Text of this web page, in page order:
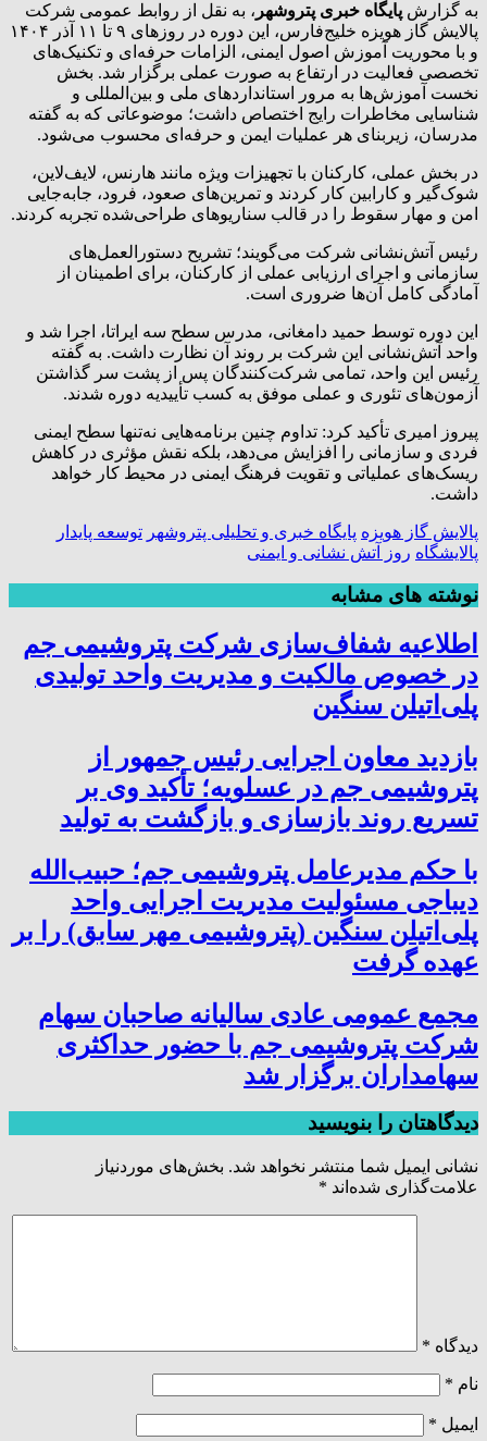
به گزارش پایگاه خبری پتروشهر ، به نقل از روابط‌ عمومی شرکت
پالایش گاز هویزه خلیج‌فارس، این دوره در روزهای ۹ تا ۱۱ آذر ۱۴۰۴
و با محوریت آموزش اصول ایمنی، الزامات حرفه‌ای و تکنیک‌های
تخصصی فعالیت در ارتفاع به صورت عملی برگزار شد. بخش
نخست آموزش‌ها به مرور استانداردهای ملی و بین‌المللی و
شناسایی مخاطرات رایج اختصاص داشت؛ موضوعاتی که به گفته
مدرسان، زیربنای هر عملیات ایمن و حرفه‌ای محسوب می‌شود.
در بخش عملی، کارکنان با تجهیزات ویژه مانند هارنس، لایف‌لاین،
شوک‌گیر و کارابین کار کردند و تمرین‌های صعود، فرود، جابه‌جایی
امن و مهار سقوط را در قالب سناریوهای طراحی‌شده تجربه کردند.
رئیس آتش‌نشانی شرکت می‌گویند؛ تشریح دستورالعمل‌های
سازمانی و اجرای ارزیابی عملی از کارکنان، برای اطمینان از
آمادگی کامل آن‌ها ضروری است.
این دوره توسط حمید دامغانی، مدرس سطح سه ایراتا، اجرا شد و
واحد آتش‌نشانی این شرکت بر روند آن نظارت داشت. به گفته
رئیس این واحد، تمامی شرکت‌کنندگان پس از پشت سر گذاشتن
آزمون‌های تئوری و عملی موفق به کسب تأییدیه دوره شدند.
پیروز امیری تأکید کرد: تداوم چنین برنامه‌هایی نه‌تنها سطح ایمنی
فردی و سازمانی را افزایش می‌دهد، بلکه نقش مؤثری در کاهش
ریسک‌های عملیاتی و تقویت فرهنگ ایمنی در محیط کار خواهد
داشت.
پالایش گاز هویزه پایگاه خبری و تحلیلی پتروشهر توسعه پایدار
پالایشگاه روز آتش نشانی و ایمنی
نوشته های مشابه
اطلاعیه شفاف‌سازی شرکت پتروشیمی جم
در خصوص مالکیت و مدیریت واحد تولیدی
پلی‌اتیلن سنگین
بازدید معاون اجرایی رئیس جمهور از
پتروشیمی جم در عسلویه؛ تأکید وی بر
تسریع روند بازسازی و بازگشت به تولید
با حکم مدیرعامل پتروشیمی جم؛ حبیب‌الله
دیباجی مسئولیت مدیریت اجرایی واحد
پلی‌اتیلن سنگین (پتروشیمی مهر سابق) را بر
عهده گرفت
مجمع عمومی عادی سالیانه صاحبان سهام
شرکت پتروشیمی جم با حضور حداکثری
سهامداران برگزار شد
دیدگاهتان را بنویسید
نشانی ایمیل شما منتشر نخواهد شد. بخش‌های موردنیاز
علامت‌گذاری شده‌اند *
دیدگاه *
نام *
ایمیل *